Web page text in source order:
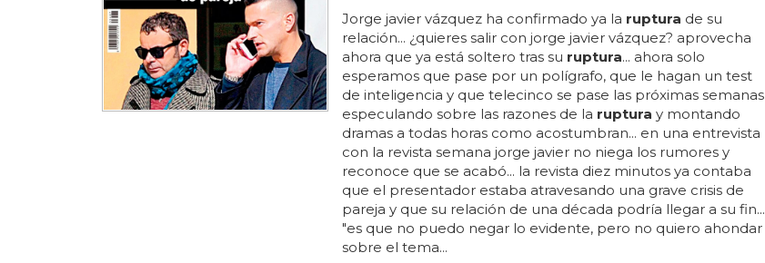
Jorge javier vázquez ha confirmado ya la ruptura de su
relación... ¿quieres salir con jorge javier vázquez? aprovecha
ahora que ya está soltero tras su ruptura... ahora solo
esperamos que pase por un polígrafo, que le hagan un test
de inteligencia y que telecinco se pase las próximas semanas
especulando sobre las razones de la ruptura y montando
dramas a todas horas como acostumbran... en una entrevista
con la revista semana jorge javier no niega los rumores y
reconoce que se acabó... la revista diez minutos ya contaba
que el presentador estaba atravesando una grave crisis de
pareja y que su relación de una década podría llegar a su fin...
"es que no puedo negar lo evidente, pero no quiero ahondar
sobre el tema...